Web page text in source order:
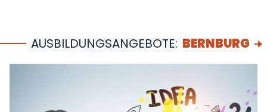
AUSBILDUNGSANGEBOTE: BERNBURG